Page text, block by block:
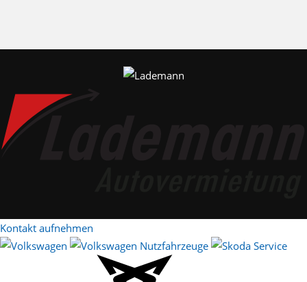
Kontakt aufnehmen